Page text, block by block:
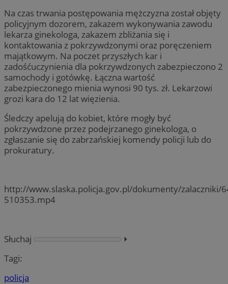
Na czas trwania postępowania mężczyzna został objęty
policyjnym dozorem, zakazem wykonywania zawodu
lekarza ginekologa, zakazem zbliżania się i
kontaktowania z pokrzywdzonymi oraz poręczeniem
majątkowym. Na poczet przyszłych kar i
zadośćuczynienia dla pokrzywdzonych zabezpieczono 2
samochody i gotówkę. Łączna wartość
zabezpieczonego mienia wynosi 90 tys. zł. Lekarzowi
grozi kara do 12 lat więzienia.
Śledczy apelują do kobiet, które mogły być
pokrzywdzone przez podejrzanego ginekologa, o
zgłaszanie się do zabrzańskiej komendy policji lub do
prokuratury.
http://www.slaska.policja.gov.pl/dokumenty/zalaczniki/
510353.mp4
Słuchaj
⏵︎
Tagi:
policja